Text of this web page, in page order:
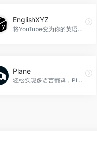
EnglishXYZ
将YouTube变为你的英语教室，EnglishXYZ官网入口网址
Plane
轻松实现多语言翻译，Plane官网入口网址